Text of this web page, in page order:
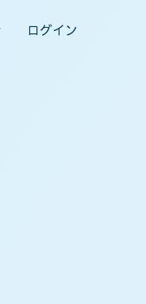
ログイン